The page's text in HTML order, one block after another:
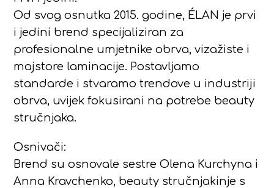
Od svog osnutka 2015. godine, ÉLAN je prvi
i jedini brend specijaliziran za
profesionalne umjetnike obrva, vizažiste i
majstore laminacije. Postavljamo
standarde i stvaramo trendove u industriji
obrva, uvijek fokusirani na potrebe beauty
stručnjaka.
Osnivači:
Brend su osnovale sestre Olena Kurchyna i
Anna Kravchenko, beauty stručnjakinje s